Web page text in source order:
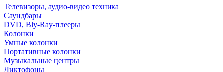
Телевизоры, аудио-видео техника
Саундбары
DVD, Bly-Ray-плееры
Колонки
Умные колонки
Портативные колонки
Музыкальные центры
Диктофоны